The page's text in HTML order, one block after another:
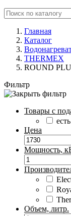
Главная
Каталог
THERMEX
ROUND
Фильтр
Товары с
есть
Цена
Мощность,
Объем, литр.